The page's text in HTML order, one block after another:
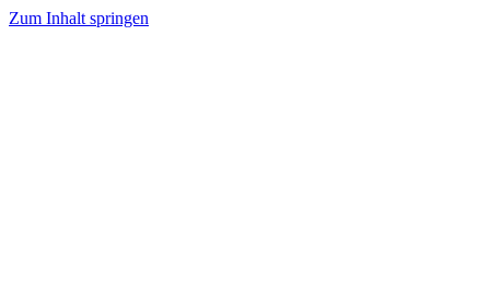
Zum Inhalt springen